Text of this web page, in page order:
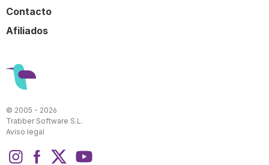
Contacto
Afiliados
© 2005 - 2026
Trabber Software S.L.
Aviso legal